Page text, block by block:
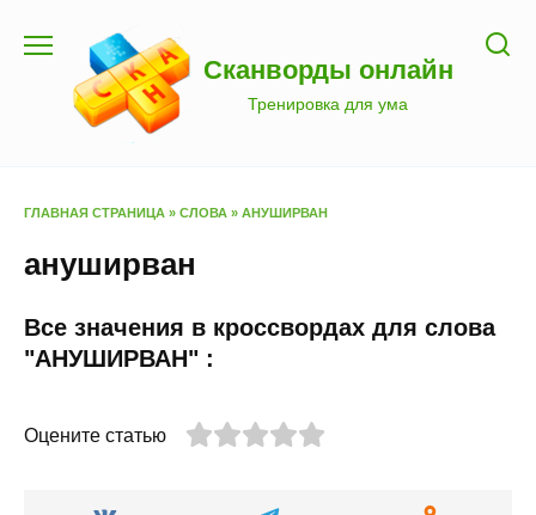
содержанию
Сканворды онлайн
Тренировка для ума
ГЛАВНАЯ СТРАНИЦА » СЛОВА » АНУШИРВАН
ануширван
Все значения в кроссвордах для слова
"АНУШИРВАН" :
Оцените статью